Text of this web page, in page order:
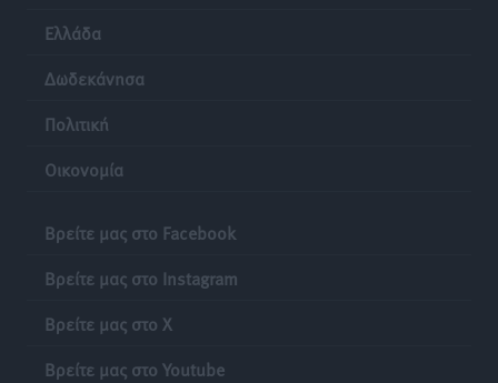
Ελλάδα
Δωδεκάνησα
Πολιτική
Οικονομία
Βρείτε μας στο Facebook
Βρείτε μας στο Instagram
Βρείτε μας στο X
Βρείτε μας στο Youtube